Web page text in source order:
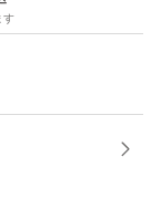
す